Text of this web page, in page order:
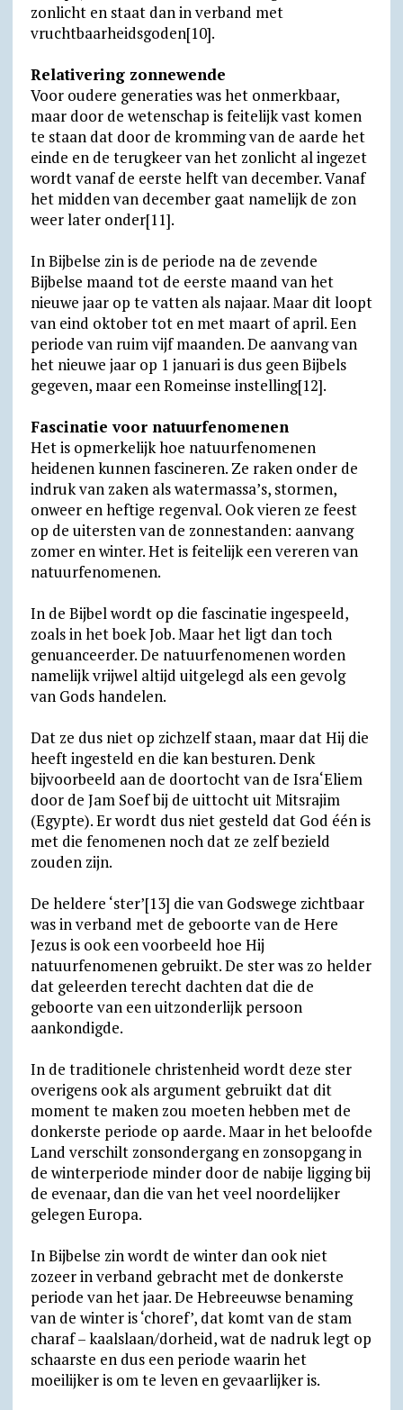
zonlicht en staat dan in verband met
vruchtbaarheidsgoden[10].
Relativering zonnewende
Voor oudere generaties was het onmerkbaar,
maar door de wetenschap is feitelijk vast komen
te staan dat door de kromming van de aarde het
einde en de terugkeer van het zonlicht al ingezet
wordt vanaf de eerste helft van december. Vanaf
het midden van december gaat namelijk de zon
weer later onder[11].
In Bijbelse zin is de periode na de zevende
Bijbelse maand tot de eerste maand van het
nieuwe jaar op te vatten als najaar. Maar dit loopt
van eind oktober tot en met maart of april. Een
periode van ruim vijf maanden. De aanvang van
het nieuwe jaar op 1 januari is dus geen Bijbels
gegeven, maar een Romeinse instelling[12].
Fascinatie voor natuurfenomenen
Het is opmerkelijk hoe natuurfenomenen
heidenen kunnen fascineren. Ze raken onder de
indruk van zaken als watermassa’s, stormen,
onweer en heftige regenval. Ook vieren ze feest
op de uitersten van de zonnestanden: aanvang
zomer en winter. Het is feitelijk een vereren van
natuurfenomenen.
In de Bijbel wordt op die fascinatie ingespeeld,
zoals in het boek Job. Maar het ligt dan toch
genuanceerder. De natuurfenomenen worden
namelijk vrijwel altijd uitgelegd als een gevolg
van Gods handelen.
Dat ze dus niet op zichzelf staan, maar dat Hij die
heeft ingesteld en die kan besturen. Denk
bijvoorbeeld aan de doortocht van de Isra‘Eliem
door de Jam Soef bij de uittocht uit Mitsrajim
(Egypte). Er wordt dus niet gesteld dat God één is
met die fenomenen noch dat ze zelf bezield
zouden zijn.
De heldere ‘ster’[13] die van Godswege zichtbaar
was in verband met de geboorte van de Here
Jezus is ook een voorbeeld hoe Hij
natuurfenomenen gebruikt. De ster was zo helder
dat geleerden terecht dachten dat die de
geboorte van een uitzonderlijk persoon
aankondigde.
In de traditionele christenheid wordt deze ster
overigens ook als argument gebruikt dat dit
moment te maken zou moeten hebben met de
donkerste periode op aarde. Maar in het beloofde
Land verschilt zonsondergang en zonsopgang in
de winterperiode minder door de nabije ligging bij
de evenaar, dan die van het veel noordelijker
gelegen Europa.
In Bijbelse zin wordt de winter dan ook niet
zozeer in verband gebracht met de donkerste
periode van het jaar. De Hebreeuwse benaming
van de winter is ‘choref’, dat komt van de stam
charaf – kaalslaan/dorheid, wat de nadruk legt op
schaarste en dus een periode waarin het
moeilijker is om te leven en gevaarlijker is.